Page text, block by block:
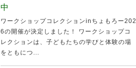
中
ワークショップコレクションinちょもろー202
6の開催が決定しました！ ワークショップコ
レクションは、子どもたちの学びと体験の場
をともにつ...